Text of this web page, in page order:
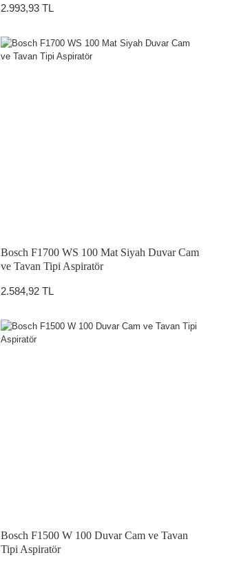
2.993,93 TL
Bosch F1700 WS 100 Mat Siyah Duvar Cam
ve Tavan Tipi Aspiratör
2.584,92 TL
Bosch F1500 W 100 Duvar Cam ve Tavan
Tipi Aspiratör